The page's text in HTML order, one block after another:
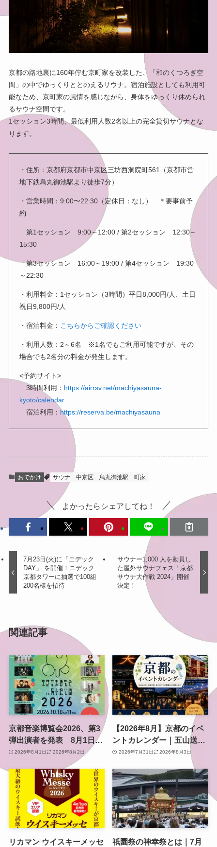
京都の路地裏に160年佇む京町家を改装した、「和のくつろぎ空
間」の中でゆっくりととのえるサウナ。宿泊施設としても利用可
能なため、京町家の風情を感じながら、身体をゆっくり休められ
るサウナ空間です。
1セッション3時間、最低利用人数2名以上の完全貸切サウナとな
ります。
・住所：京都府京都市中京区三坊西洞院町561（京都市営
地下鉄烏丸御池駅より徒歩7分）
・営業時間：9:00〜22:30（定休日：なし） ＊要事前予
約
第1セッション 9:00～12:00 / 第2セッション 12:30～
15:30
第3セッション 16:00～19:00 / 第4セッション 19:30
～22:30
・利用料金：1セッション（3時間）平日8,000円/人、土日
祝日9,800円/人
・宿泊料金： こちらからご確認ください
・利用人数：2～6名 ※1名でもご利用可能ですが、その
場合でも2名分の料金が発生します。
<予約サイト>
3時間利用： https://airrsv.net/machiyasauna-
kyoto/calendar
宿泊利用： https://reserva.be/machiyasauna
おでかけ サウナ 中京区 烏丸御池駅 町家
よかったらシェアしてね！
7月23日(火)に「ニデック
DAY」 を開催！ニデック
京都タワーに抽選で100組
200名様を招待
サウナー1,000 人を動員し
た屋外サウナフェス「京都
サウナ大作戦 2024」開催
決定！
関連記事
京都音楽博覧会2026、第3
弾出演者を発表 8月1日か
らチケット2次プレオーダ
ー開始 梅小路公園で10月
開催
2026年8月1日 2026年8月2日
【2026年8月】京都のイベ
ントカレンダー｜五山送り
火・お盆行事・夏のおでか
2026年7月31日 2026年8月3日
リカマン ウイスキーメッセ
祇園祭の神幸祭とは｜7月